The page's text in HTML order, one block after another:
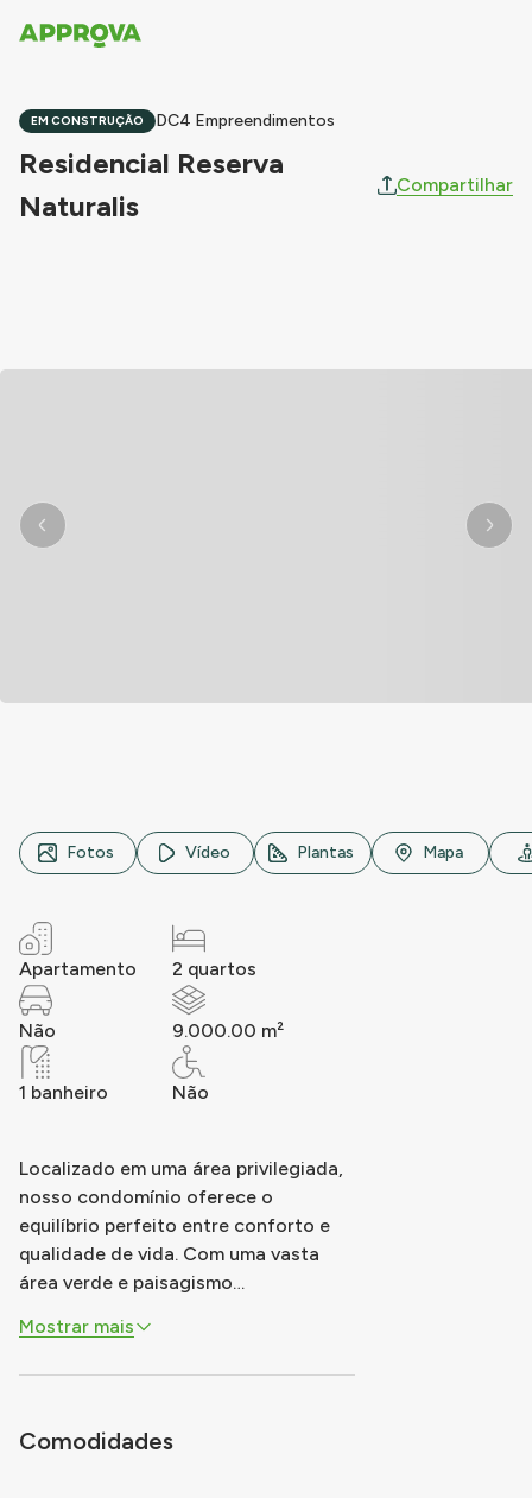
EM CONSTRUÇÃO DC4 Empreendimentos
Residencial Reserva
Naturalis
Compartilhar
Avenida Cesário de Melo, n° 10243, Paciência, Rio de
Fotos Vídeo Plantas Mapa
Apartamento 2 quartos
Não 9.000.00 m²
1 banheiro Não
Localizado em uma área privilegiada,
nosso condomínio oferece o
equilíbrio perfeito entre conforto e
qualidade de vida. Com uma vasta
área verde e paisagismo
Reserva Naturalis proporciona um
como a piscina, o bo
Mostrar mais
Comodidades